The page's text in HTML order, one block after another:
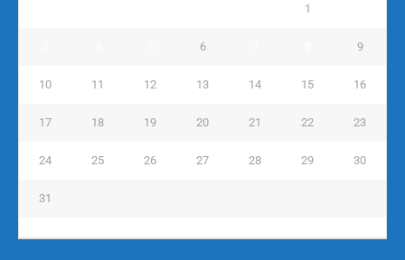
1
6 9
10 11 12 13 14 15 16
17 18 19 20 21 22 23
24 25 26 27 28 29 30
31